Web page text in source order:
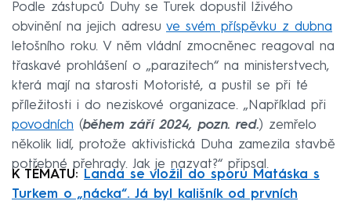
Podle zástupců Duhy se Turek dopustil lživého
obvinění na jejich adresu ve svém příspěvku z dubna
letošního roku. V něm vládní zmocněnec reagoval na
třaskavé prohlášení o „parazitech“ na ministerstvech,
která mají na starosti Motoristé, a pustil se při té
příležitosti i do neziskové organizace. „Například při
povodních (během září 2024, pozn. red.) zemřelo
několik lidí, protože aktivistická Duha zamezila stavbě
potřebné přehrady. Jak je nazvat?“ připsal.
K TÉMATU:
Landa se vložil do sporu Matáska s
Turkem o „nácka“. Já byl kališník od prvních